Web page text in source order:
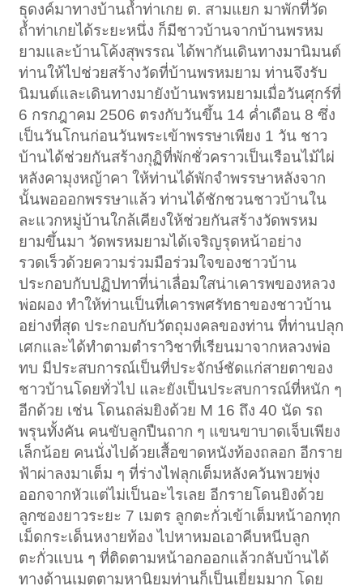
ธุดงค์มาทางบ้านถ้ำท่าเกย ต. สามแยก มาพักที่วัด
ถ้ำท่าเกยได้ระยะหนึ่ง ก็มีชาวบ้านจากบ้านพรหม
ยามและบ้านโค้งสุพรรณ ได้พากันเดินทางมานิมนต์
ท่านให้ไปช่วยสร้างวัดที่บ้านพรหมยาม ท่านจึงรับ
นิมนต์และเดินทางมายังบ้านพรหมยามเมื่อวันศุกร์ที่
6 กรกฎาคม 2506 ตรงกับวันขึ้น 14 ค่ำเดือน 8 ซึ่ง
เป็นวันโกนก่อนวันพระเข้าพรรษาเพียง 1 วัน ชาว
บ้านได้ช่วยกันสร้างกุฏิที่พักชั่วคราวเป็นเรือนไม้ไผ่
หลังคามุงหญ้าคา ให้ท่านได้พักจำพรรษาหลังจาก
นั้นพอออกพรรษาแล้ว ท่านได้ชักชวนชาวบ้านใน
ละแวกหมู่บ้านใกล้เคียงให้ช่วยกันสร้างวัดพรหม
ยามขึ้นมา วัดพรหมยามได้เจริญรุดหน้าอย่าง
รวดเร็วด้วยความร่วมมือร่วมใจของชาวบ้าน
ประกอบกับปฏิปทาที่น่าเลื่อมใสน่าเคารพของหลวง
พ่อผอง ทำให้ท่านเป็นที่เคารพศรัทธาของชาวบ้าน
อย่างที่สุด ประกอบกับวัตถุมงคลของท่าน ที่ท่านปลุก
เศกและได้ทำตามตำราวิชาที่เรียนมาจากหลวงพ่อ
ทบ มีประสบการณ์เป็นที่ประจักษ์ชัดแก่สายตาของ
ชาวบ้านโดยทั่วไป และยังเป็นประสบการณ์ที่หนัก ๆ
อีกด้วย เช่น โดนถล่มยิงด้วย M 16 ถึง 40 นัด รถ
พรุนทั้งคัน คนขับลูกปืนถาก ๆ แขนขาบาดเจ็บเพียง
เล็กน้อย คนนั่งไปด้วยเสื้อขาดหนังท้องถลอก อีกราย
ฟ้าผ่าลงมาเต็ม ๆ ที่ร่างไฟลุกเต็มหลังควันพวยพุ่ง
ออกจากหัวแต่ไม่เป็นอะไรเลย อีกรายโดนยิงด้วย
ลูกซองยาวระยะ 7 เมตร ลูกตะกั่วเข้าเต็มหน้าอกทุก
เม็ดกระเด็นหงายท้อง ไปหาหมอเอาคีบหนีบลูก
ตะกั่วแบน ๆ ที่ติดตามหน้าอกออกแล้วกลับบ้านได้
ทางด้านเมตตามหานิยมท่านก็เป็นเยี่ยมมาก โดย
3 ถัดไป >